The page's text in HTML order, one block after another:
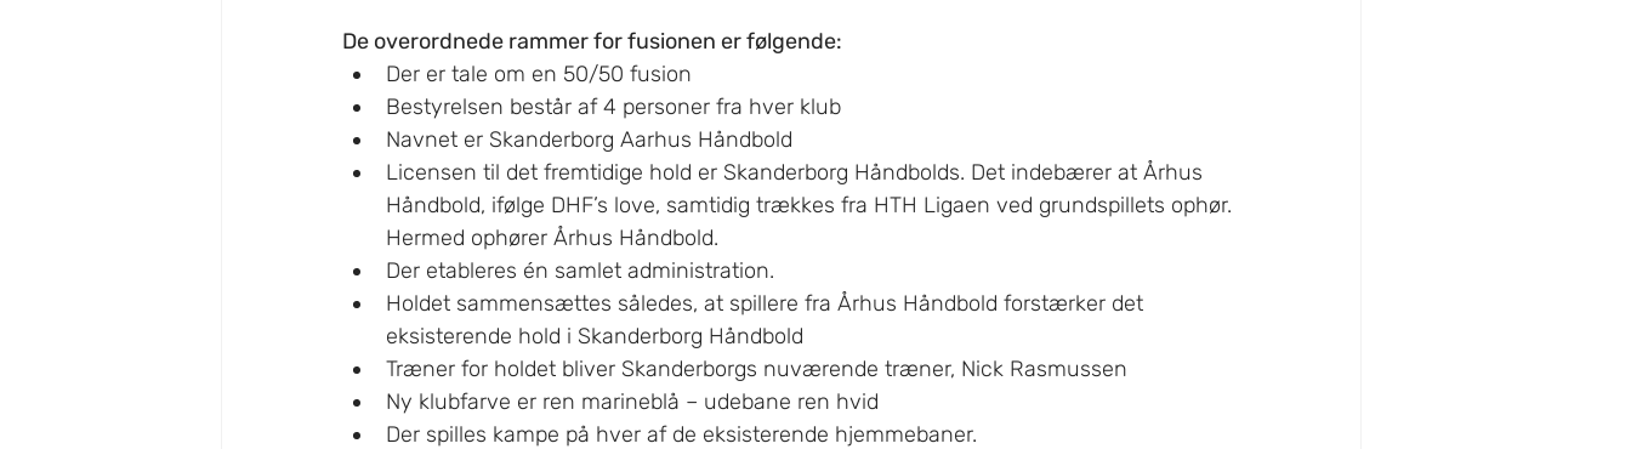
De overordnede rammer for fusionen er følgende:
Der er tale om en 50/50 fusion
Bestyrelsen består af 4 personer fra hver klub
Navnet er Skanderborg Aarhus Håndbold
Licensen til det fremtidige hold er Skanderborg Håndbolds. Det indebærer at Århus
Håndbold, ifølge DHF’s love, samtidig trækkes fra HTH Ligaen ved grundspillets ophør.
Hermed ophører Århus Håndbold.
Der etableres én samlet administration.
Holdet sammensættes således, at spillere fra Århus Håndbold forstærker det
eksisterende hold i Skanderborg Håndbold
Træner for holdet bliver Skanderborgs nuværende træner, Nick Rasmussen
Ny klubfarve er ren marineblå – udebane ren hvid
Der spilles kampe på hver af de eksisterende hjemmebaner.